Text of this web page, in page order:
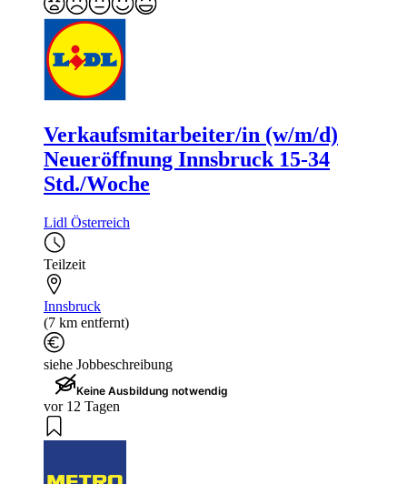
Verkaufsmitarbeiter/in (w/m/d)
Neueröffnung Innsbruck 15-34
Std./Woche
Lidl Österreich
Teilzeit
Innsbruck
(7 km entfernt)
siehe Jobbeschreibung
Keine Ausbildung notwendig
vor 12 Tagen